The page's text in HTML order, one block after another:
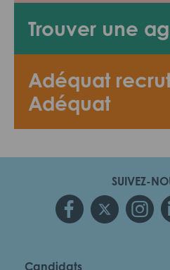
Trouver une
Adéquat
Adéquat
SUIVEZ-
Candidats